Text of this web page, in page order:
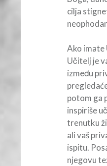
cilja
Ako imate
Učitelj je
između
potom ga
inspiriše
trenutku
ali vaš
ispitu.
njegovu